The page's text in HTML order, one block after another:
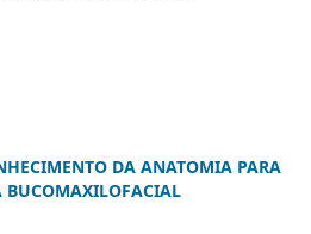
DA ANATOMIA PARA
BUCOMAXILOFACIAL